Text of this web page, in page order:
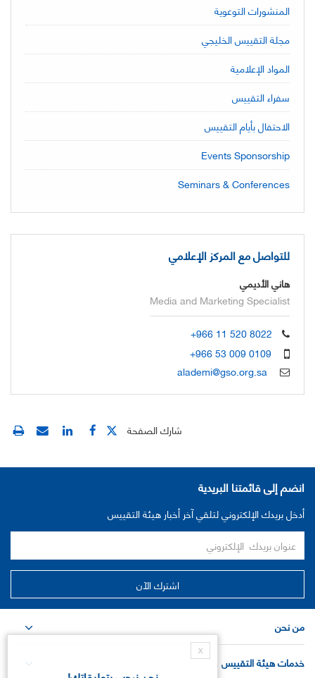
المنشورات التوعوية
مجلة التقييس الخليجي
المواد الإعلامية
سفراء التقييس
الاحتفال بأيام التقييس
Events Sponsorship
Seminars & Conferences
للتواصل مع المركز الإعلامي
هاني الأديمي
Media and Marketing Specialist
+966 11 520 8022
+966 53 009 0109
alademi@gso.org.sa
شارك الصفحة
انضم إلى قائمتنا البريدية
أدخل بريدك الإلكتروني لتلقي آخر أخبار هيئة التقييس
من نحن
خدمات هيئة التقييس
X